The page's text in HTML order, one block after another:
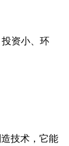
资小、环
技术，它能